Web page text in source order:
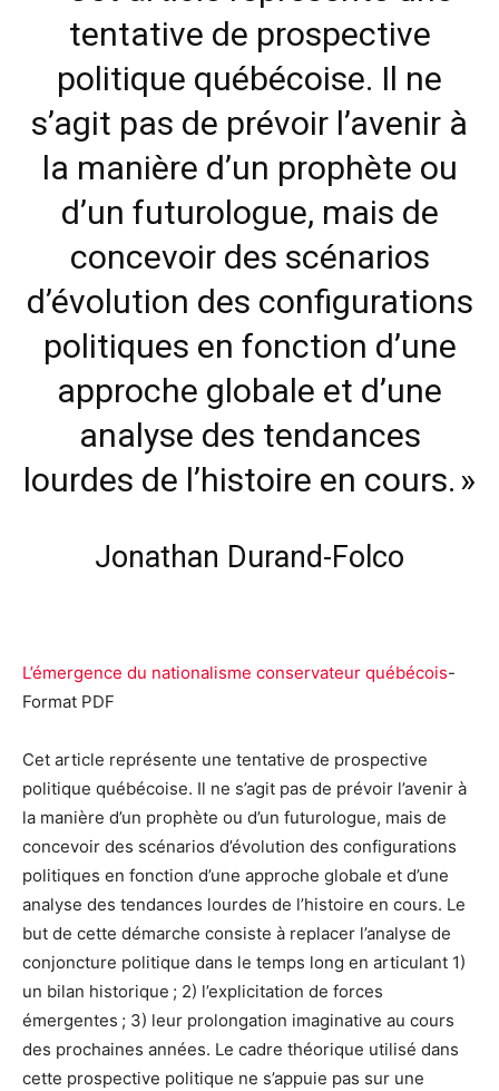
tentative de prospective
politique québécoise. Il ne
s’agit pas de prévoir l’avenir à
la manière d’un prophète ou
d’un futurologue, mais de
concevoir des scénarios
d’évolution des configurations
politiques en fonction d’une
approche globale et d’une
analyse des tendances
lourdes de l’histoire en cours. »
Jonathan Durand-Folco
L’émergence du nationalisme conservateur québécois-
Format PDF
Cet article représente une tentative de prospective
politique québécoise. Il ne s’agit pas de prévoir l’avenir à
la manière d’un prophète ou d’un futurologue, mais de
concevoir des scénarios d’évolution des configurations
politiques en fonction d’une approche globale et d’une
analyse des tendances lourdes de l’histoire en cours. Le
but de cette démarche consiste à replacer l’analyse de
conjoncture politique dans le temps long en articulant 1)
un bilan historique ; 2) l’explicitation de forces
émergentes ; 3) leur prolongation imaginative au cours
des prochaines années. Le cadre théorique utilisé dans
cette prospective politique ne s’appuie pas sur une